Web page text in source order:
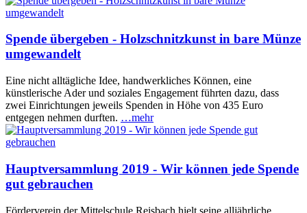
Spende übergeben - Holzschnitzkunst in bare Münze
umgewandelt
Eine nicht alltägliche Idee, handwerkliches Können, eine
künstlerische Ader und soziales Engagement führten dazu, dass
zwei Einrichtungen jeweils Spenden in Höhe von 435 Euro
entgegen nehmen durften. …mehr
Hauptversammlung 2019 - Wir können jede Spende
gut gebrauchen
Förderverein der Mittelschule Reisbach hielt seine alljährliche